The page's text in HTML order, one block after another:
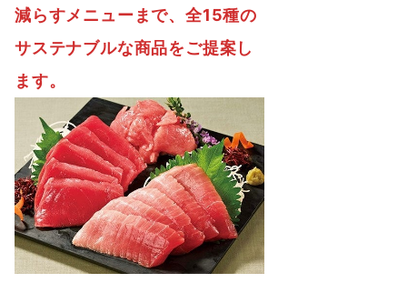
減らすメニューまで、全15種の
サステナブルな商品をご提案し
ます。